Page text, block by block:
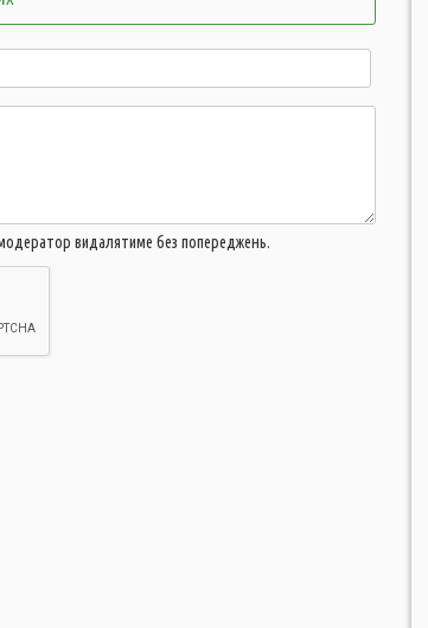
видалятиме без попереджень.